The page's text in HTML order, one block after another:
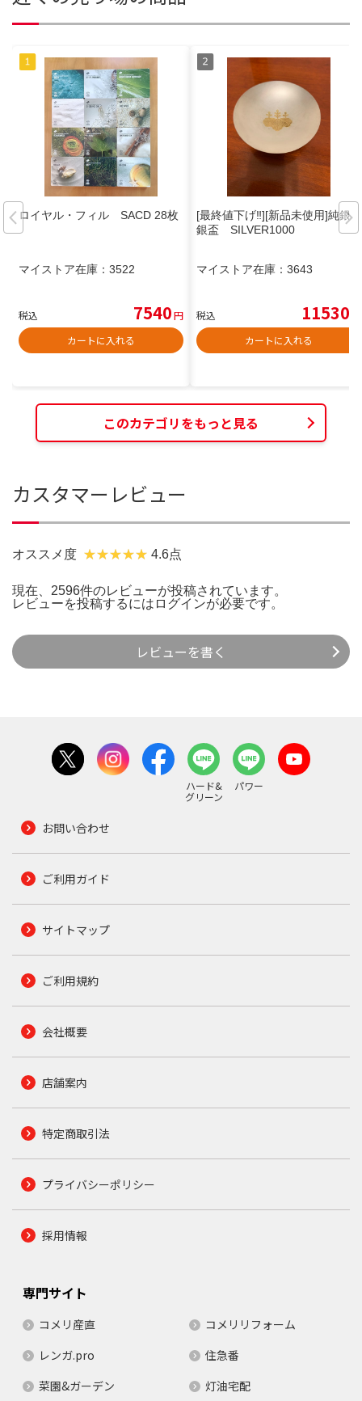
ロイヤル・フィル SACD 28枚
マイストア在庫： 3522
税込 7540円
カートに入れる
[最終値下げ‼️][新品未使用]純銀
銀盃 SILVER1000
マイストア在庫： 3643
税込 11530
カートに入れる
このカテゴリをもっと見る
カスタマーレビュー
オススメ度 4.6点
現在、2596件のレビューが投稿されています。
レビューを投稿するには ログインが必要です。
レビューを書く
ハード&
グリーン
パワー
お問い合わせ
ご利用ガイド
サイトマップ
ご利用規約
会社概要
店舗案内
特定商取引法
プライバシーポリシー
採用情報
専門サイト
コメリ産直
コメリリフォーム
レンガ.pro
住急番
菜園&ガーデン
灯油宅配